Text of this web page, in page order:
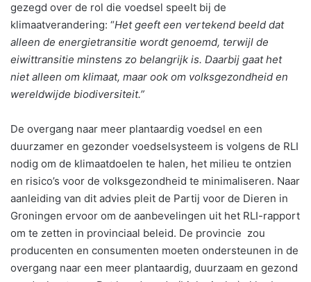
gezegd over de rol die voedsel speelt bij de
klimaatverandering: “Het geeft een vertekend beeld dat
alleen de energietransitie wordt genoemd, terwijl de
eiwittransitie minstens zo belangrijk is. Daarbij gaat het
niet alleen om klimaat, maar ook om volksgezondheid en
wereldwijde biodiversiteit.”
De overgang naar meer plantaardig voedsel en een
duurzamer en gezonder voedselsysteem is volgens de RLI
nodig om de klimaatdoelen te halen, het milieu te ontzien
en risico’s voor de volksgezondheid te minimaliseren. Naar
aanleiding van dit advies pleit de Partij voor de Dieren in
Groningen ervoor om de aanbevelingen uit het RLI-rapport
om te zetten in provinciaal beleid. De provincie zou
producenten en consumenten moeten ondersteunen in de
overgang naar een meer plantaardig, duurzaam en gezond